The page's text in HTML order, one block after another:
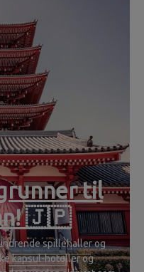
til
🇯🇵
spillehaller og
kapsul-hoteller og